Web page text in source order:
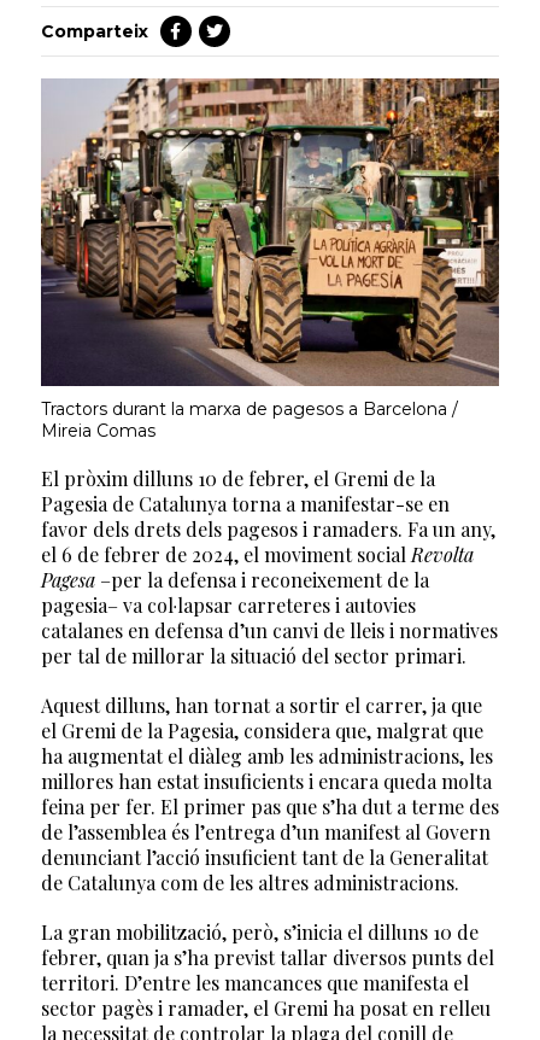
Comparteix
Tractors durant la marxa de pagesos a Barcelona /
Mireia Comas
El pròxim dilluns 10 de febrer, el Gremi de la
Pagesia de Catalunya torna a manifestar-se en
favor dels drets dels pagesos i ramaders. Fa un any,
el 6 de febrer de 2024, el moviment social Revolta
Pagesa –per la defensa i reconeixement de la
pagesia– va col·lapsar carreteres i autovies
catalanes en defensa d’un canvi de lleis i normatives
per tal de millorar la situació del sector primari.
Aquest dilluns, han tornat a sortir el carrer, ja que
el Gremi de la Pagesia, considera que, malgrat que
ha augmentat el diàleg amb les administracions, les
millores han estat insuficients i encara queda molta
feina per fer. El primer pas que s’ha dut a terme des
de l’assemblea és l’entrega d’un manifest al Govern
denunciant l’acció insuficient tant de la Generalitat
de Catalunya com de les altres administracions.
La gran mobilització, però, s’inicia el dilluns 10 de
febrer, quan ja s’ha previst tallar diversos punts del
territori. D’entre les mancances que manifesta el
sector pagès i ramader, el Gremi ha posat en relleu
la necessitat de controlar la plaga del conill de